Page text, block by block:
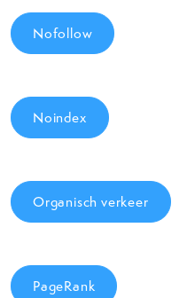
Nofollow
Noindex
Organisch verkeer
PageRank